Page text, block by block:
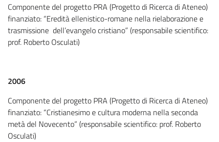
Componente del progetto PRA (Progetto di Ricerca di Ateneo)
finanziato: “Eredità ellenistico-romane nella rielaborazione e
trasmissione dell’evangelo cristiano” (responsabile scientifico:
prof. Roberto Osculati)
2006
Componente del progetto PRA (Progetto di Ricerca di Ateneo)
finanziato: “Cristianesimo e cultura moderna nella seconda
metà del Novecento” (responsabile scientifico: prof. Roberto
Osculati)